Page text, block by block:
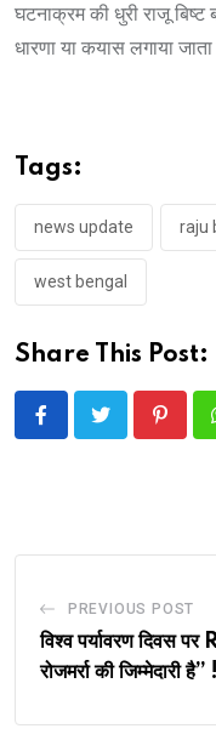
घटनाक्रम की धुरी राजू
धारणा या कयास लगाया
Tags:
news update raju
west bengal
Share This Post:
PREVIOUS POST
विश्व पर्यावरण दिवस
रोजमर्रा की जिम्मेदारी है” !